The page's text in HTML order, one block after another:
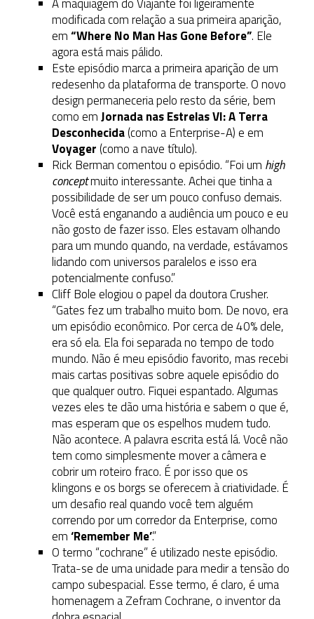
modificada com relação a sua primeira aparição,
em“Where No Man Has Gone Before”. Ele
agora está mais pálido.
Este episódio marca a primeira aparição de um
redesenho da plataforma de transporte. O novo
design permaneceria pelo resto da série, bem
como emJornada nas Estrelas VI: A Terra
Desconhecida(como a Enterprise-A) e em
Voyager (como a nave título).
Rick Berman comentou o episódio. “Foi um high
conceptmuito interessante. Achei que tinha a
possibilidade de ser um pouco confuso demais.
Você está enganando a audiência um pouco e eu
não gosto de fazer isso. Eles estavam olhando
para um mundo quando, na verdade, estávamos
lidando com universos paralelos e isso era
potencialmente confuso.”
Cliff Bole elogiou o papel da doutora Crusher.
“Gates fez um trabalho muito bom. De novo, era
um episódio econômico. Por cerca de 40% dele,
era só ela. Ela foi separada no tempo de todo
mundo. Não é meu episódio favorito, mas recebi
mais cartas positivas sobre aquele episódio do
que qualquer outro. Fiquei espantado. Algumas
vezes eles te dão uma história e sabem o que é,
mas esperam que os espelhos mudem tudo.
Não acontece. A palavra escrita está lá. Você não
tem como simplesmente mover a câmera e
cobrir um roteiro fraco. É por isso que os
klingons e os borgs se oferecem à criatividade. É
um desafio real quando você tem alguém
correndo por um corredor da Enterprise, como
em‘Remember Me’.”
O termo “cochrane” é utilizado neste episódio.
Trata-se de uma unidade para medir a tensão do
campo subespacial. Esse termo, é claro, é uma
homenagem a Zefram Cochrane, o inventor da